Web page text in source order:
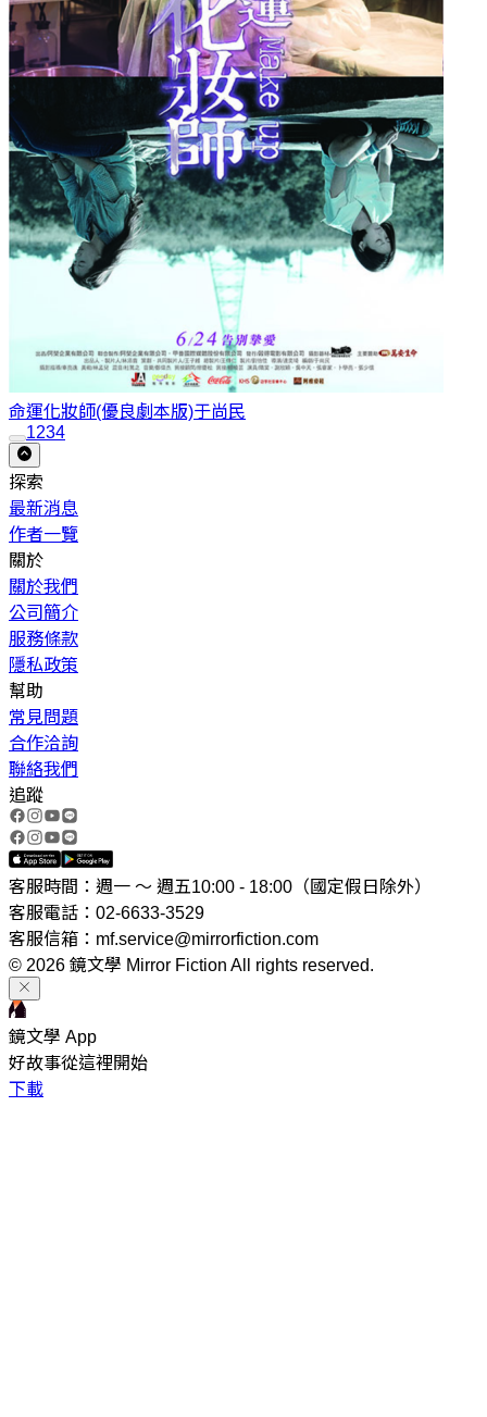
命運化妝師(優良劇本版)于尚民
1234
探索
最新消息
作者一覽
關於
關於我們
公司簡介
服務條款
隱私政策
幫助
常見問題
合作洽詢
聯絡我們
追蹤
客服時間：週一 ～ 週五10:00 - 18:00（國定假日除外）
客服電話：02-6633-3529
客服信箱：mf.service@mirrorfiction.com
© 2026 鏡文學 Mirror Fiction All rights reserved.
鏡文學 App
好故事從這裡開始
下載